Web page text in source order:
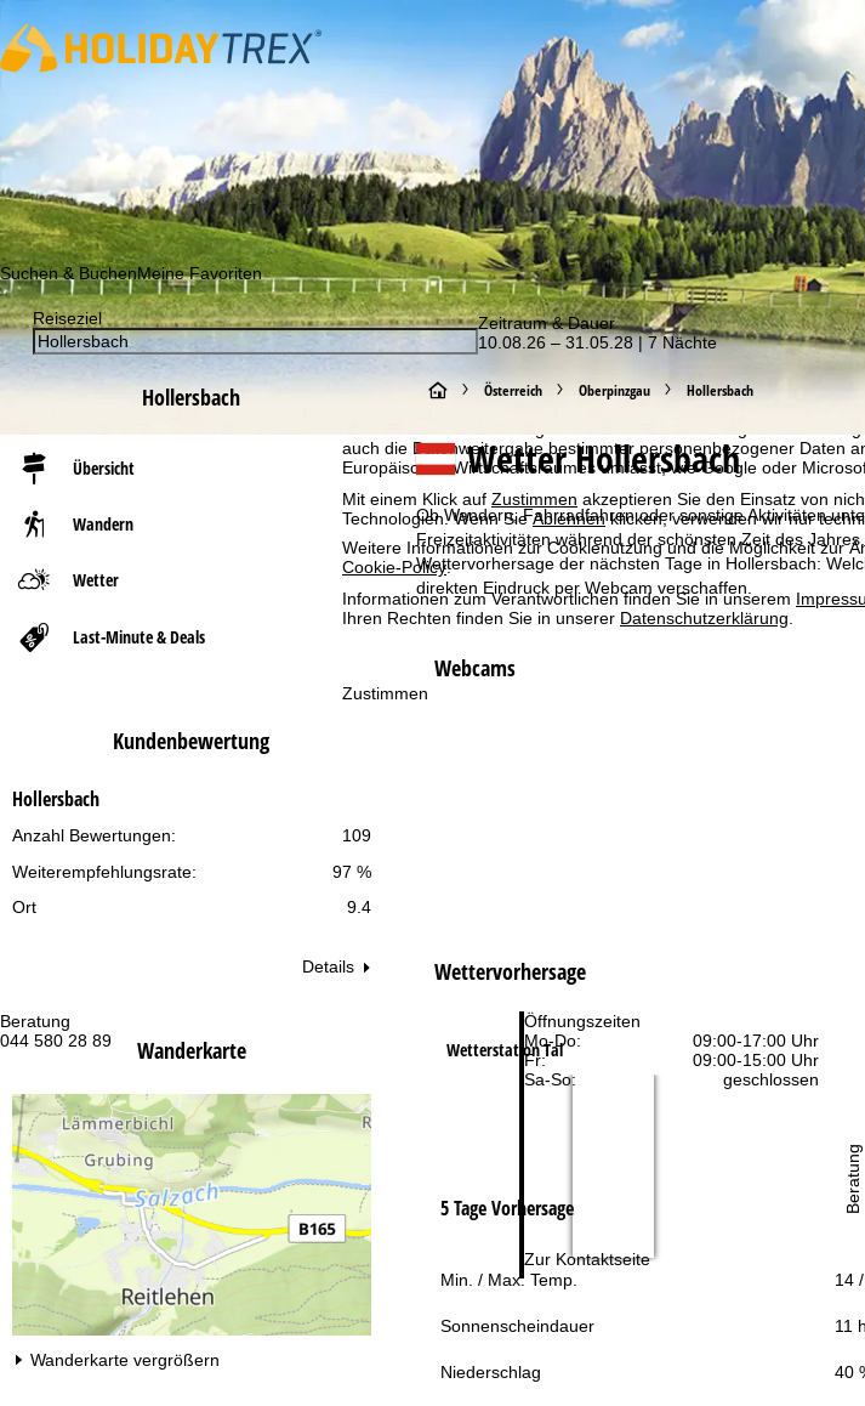
Cookie-Hinweis
Für ein optimales Webangebot erheben wir mit Hilfe von Cookies
auch mit unseren Partnern teilen. Auf Basis Ihrer Aktivitäten
auch die Datenweitergabe bestimmter personenbezogener Daten
Europäischen Wirtschaftsraumes umfasst, wie Google oder
Mit einem Klick auf Zustimmen akzeptieren Sie den Einsatz von
Technologien. Wenn SieAblehnenklicken, verwenden wir nur
Weitere Informationen zur Cookienutzung und die Möglichkeit zur
Cookie-Policy.
Informationen zum Verantwortlichen finden Sie in unserem
Ihren Rechten finden Sie in unserer Datenschutzerklärung
Zustimmen
Beratung
044 580 28 89
Öffnungszeiten
Mo-Do:
09:00-17:00 Uhr
Fr:
09:00-15:00 Uhr
Sa-So:
geschlossen
Zur Kontaktseite
Beratung
Abonnieren Sie unseren Newsletter und erfahren Sie als Erster von unseren Angeboten!
Suchen & BuchenMeine Favoriten
Reiseziel
Zeitraum & Dauer
10.08.26 – 31.05.28 | 7 Nächte
Hollersbach
Übersicht
Wandern
Wetter
Last-Minute & Deals
Kundenbewertung
Hollersbach
109
Anzahl Bewertungen:
97 %
Weiterempfehlungsrate:
Ort
9.4
Details
Wanderkarte
Wanderkarte vergrößern
S
t
r
t
Österreich Oberpinzgau Hollersbach
Wetter Hollersbach
Ob Wandern, Fahrradfahren oder sonstige Aktivitäten
Freizeitaktivitäten während der schönsten Zeit des
Wettervorhersage der nächsten Tage in Hollersbach:
direkten Eindruck per Webcam verschaffen.
Webcams
Wettervorhersage
Wetterstation Tal
5 Tage Vorhersage
Min. / Max. Temp. 14
Sonnenscheindauer 11 h
Niederschlag 40